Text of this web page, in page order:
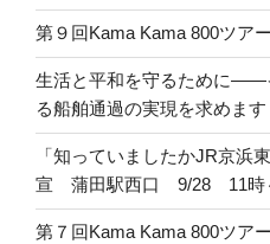
第９回Kama Kama 800ツア
生活と平和を守るために――
る船舶通過の実現を求めます
「知っていましたかJR京
宣 蒲田駅西口 9/28 11時
第７回Kama Kama 800ツアー